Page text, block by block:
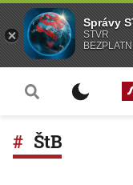
ŠtB
Správy
STVR